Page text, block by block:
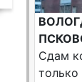
Сдам
только